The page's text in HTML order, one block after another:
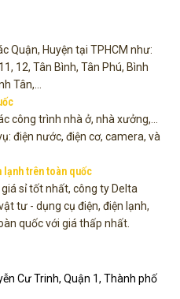
Quận, Huyện tại TPHCM như:
12, Tân Bình, Tân Phú, Bình
Tân,...
công trình nhà ở, nhà xưởng,...
điện nước, điện cơ, camera, và
lạnh trên toàn quốc
sỉ tốt nhất, công ty Delta
tư - dụng cụ điện, điện lạnh,
quốc với giá thấp nhất.
Cư Trinh, Quận 1, Thành phố